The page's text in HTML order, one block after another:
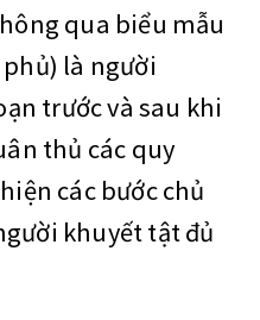
qua biểu mẫu
là người
trước và sau khi
thủ các quy
các bước chủ
khuyết tật đủ